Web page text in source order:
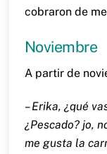
cobraron de
Noviembre
A partir de
– Erika, ¿qué
¿Pescado? jo,
me gusta la